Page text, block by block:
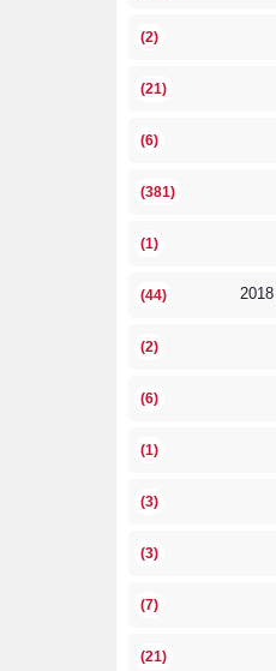
(2)
(21)
(6)
(381)
(1)
(44)
(2)
(6)
(1)
(3)
(3)
(7)
(21)